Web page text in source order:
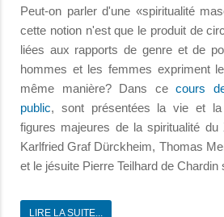
Peut-on parler d'une «spiritualité
cette notion n'est que le produit de
liées aux rapports de genre et de
hommes et les femmes expriment
même manière? Dans ce cours
public, sont présentées la vie et la
figures majeures de la spiritualité
Karlfried Graf Dürckheim, Thomas
et le jésuite Pierre Teilhard de Chardin
LIRE LA SUITE...